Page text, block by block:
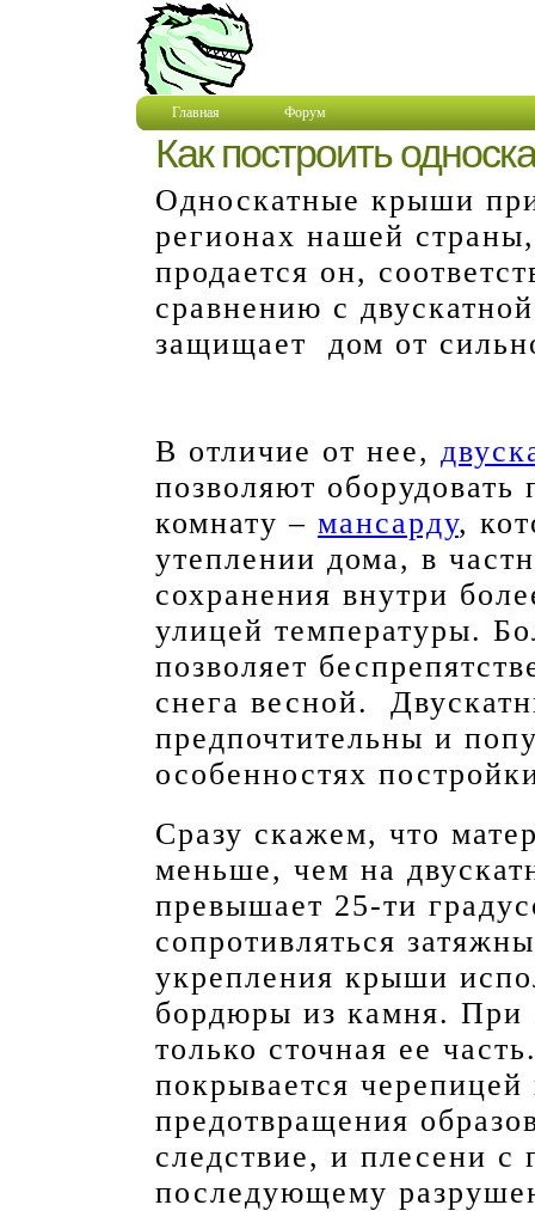
Главная Форум
Как построить
Односкатные крыши
регионах нашей
продается он,
сравнению с
защищает дом от
В отличие от нее,
позволяют
комнату – мансарду,
утеплении дома, в
сохранения внутри
улицей температуры.
позволяет
снега весной.
предпочтительны и
особенностях
Сразу скажем, что
меньше, чем на
превышает 25-ти
сопротивляться
укрепления крыши
бордюры из камня. При
только сточная ее
покрывается
предотвращения
следствие, и плесени
последующему